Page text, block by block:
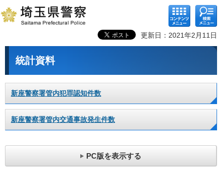
コンテ
ンツメ
ニュー
検索メ
ニュー
更新日：2021年2月11日
統計資料
新座警察署管内犯罪認知件数
新座警察署管内交通事故発生件数
PC版を表示する